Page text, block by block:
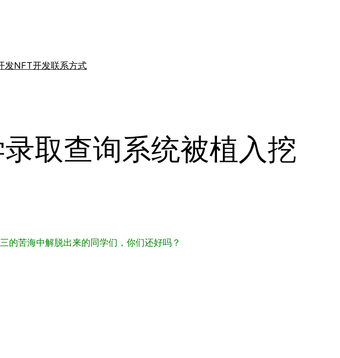
发NFT开发联系方式
取查询系统被植入挖
的苦海中解脱出来的同学们，你们还好吗？